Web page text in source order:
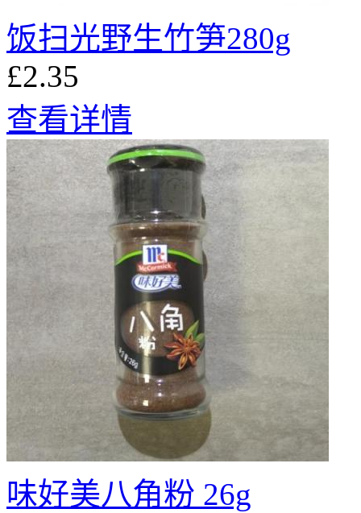
饭扫光野生竹笋280g
£2.35
查看详情
味好美八角粉 26g